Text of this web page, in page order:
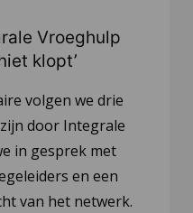
Vroeghulp
klopt’
volgen we drie
door Integrale
in gesprek met
en een
van het netwerk.